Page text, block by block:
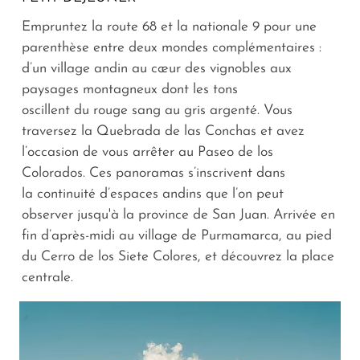
Empruntez la route 68 et la nationale 9 pour une
parenthèse entre deux mondes complémentaires :
d’un village andin au cœur des vignobles aux
paysages montagneux dont les tons
oscillent du rouge sang au gris argenté. Vous
traversez la Quebrada de las Conchas et avez
l’occasion de vous arrêter au Paseo de los
Colorados. Ces panoramas s’inscrivent dans
la continuité d’espaces andins que l’on peut
observer jusqu'à la province de San Juan. Arrivée en
fin d’après-midi au village de Purmamarca, au pied
du Cerro de los Siete Colores, et découvrez la place
centrale.